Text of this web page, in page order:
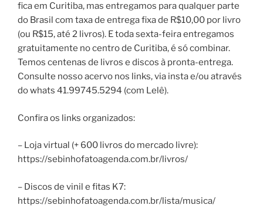
fica em Curitiba, mas entregamos para qualquer parte
do Brasil com taxa de entrega fixa de R$10,00 por livro
(ou R$15, até 2 livros). E toda sexta-feira entregamos
gratuitamente no centro de Curitiba, é só combinar.
Temos centenas de livros e discos à pronta-entrega.
Consulte nosso acervo nos links, via insta e/ou através
do whats 41.99745.5294 (com Lelê).
Confira os links organizados:
– Loja virtual (+ 600 livros do mercado livre):
https://sebinhofatoagenda.com.br/livros/
– Discos de vinil e fitas K7:
https://sebinhofatoagenda.com.br/lista/musica/